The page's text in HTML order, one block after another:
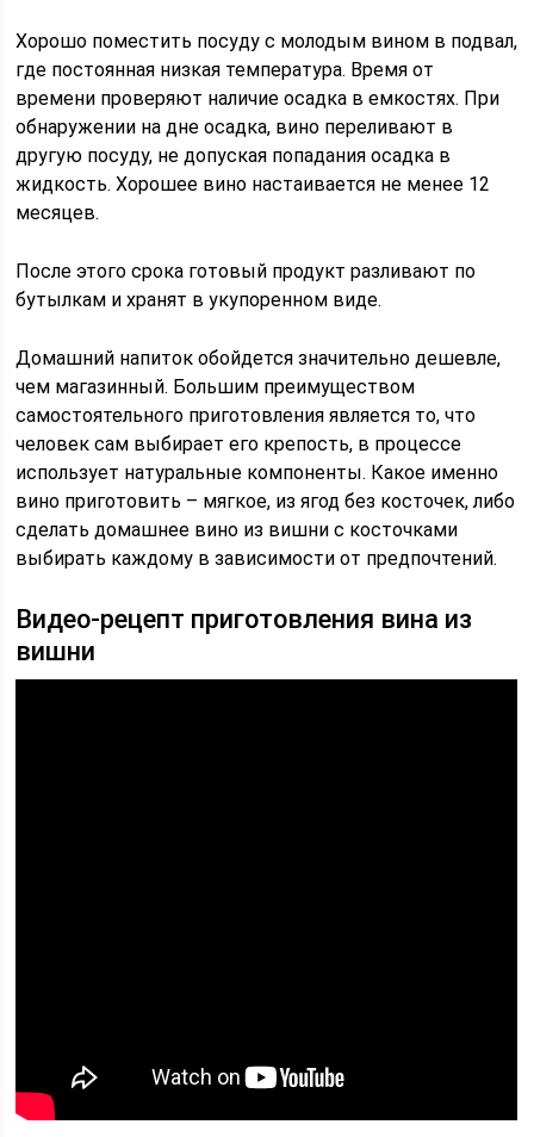
Хорошо поместить посуду с молодым вином в подвал,
где постоянная низкая температура. Время от
времени проверяют наличие осадка в емкостях. При
обнаружении на дне осадка, вино переливают в
другую посуду, не допуская попадания осадка в
жидкость. Хорошее вино настаивается не менее 12
месяцев.
После этого срока готовый продукт разливают по
бутылкам и хранят в укупоренном виде.
Домашний напиток обойдется значительно дешевле,
чем магазинный. Большим преимуществом
самостоятельного приготовления является то, что
человек сам выбирает его крепость, в процессе
использует натуральные компоненты. Какое именно
вино приготовить – мягкое, из ягод без косточек, либо
сделать домашнее вино из вишни с косточками
выбирать каждому в зависимости от предпочтений.
Видео-рецепт приготовления вина из
вишни